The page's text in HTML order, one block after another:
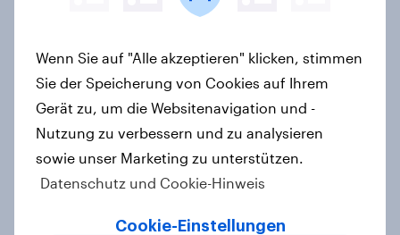
CHECK24 Reisen ist YouGovs
Artikel
Marken im Pride-Check 2026:
Zwischen Haltung und Wirkung
Wenn Sie auf "Alle akzeptieren" klicken, stimmen
Sie der Speicherung von Cookies auf Ihrem
Gerät zu, um die Websitenavigation und -
Nutzung zu verbessern und zu analysieren
sowie unser Marketing zu unterstützen.
Datenschutz und Cookie-Hinweis
Cookie-Einstellungen